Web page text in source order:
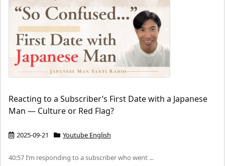
Reacting to a Subscriber’s First Date with a Japanese
Man — Culture or Red Flag?
2025-09-21 Youtube English
40:57 I’m responding to a subscriber who went ...